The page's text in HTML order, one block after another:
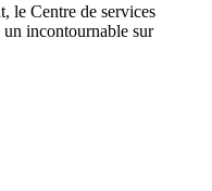
le Centre de services
un incontournable sur